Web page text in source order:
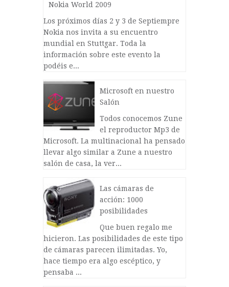
Nokia World 2009
Los próximos días 2 y 3 de Septiempre
Nokia nos invita a su encuentro
mundial en Stuttgar. Toda la
información sobre este evento la
podéis e...
Microsoft en nuestro
Salón
Todos conocemos Zune
el reproductor Mp3 de
Microsoft. La multinacional ha pensado
llevar algo similar a Zune a nuestro
salón de casa, la ver...
Las cámaras de
acción: 1000
posibilidades
Que buen regalo me
hicieron. Las posibilidades de este tipo
de cámaras parecen ilimitadas. Yo,
hace tiempo era algo escéptico, y
pensaba ...